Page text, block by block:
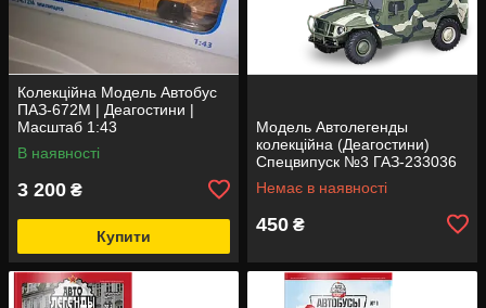
Колекційна Модель Автобус
ПАЗ-672М | Деагостини |
Масштаб 1:43
В наявності
3 200 ₴
Купити
Модель Автолегенды
колекційна (Деагостини)
Спецвипуск №3 ГАЗ-233036
Тигр СПМ-2 в масштабі 1:43
Немає в наявності
450 ₴